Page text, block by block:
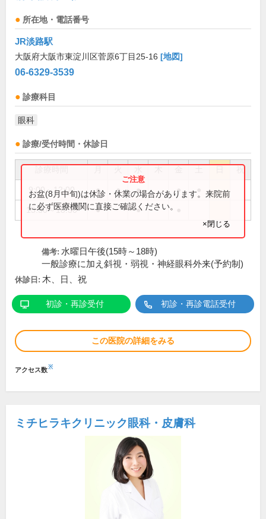
所在地・電話番号
JR淡路駅
大阪府大阪市東淀川区菅原6丁目25-16 [地図]
06-6329-3539
診療科目
眼科
診療/受付時間・休診日
祝
9:00～12:00 ● ● ● ●
15:30～18:30 ● ●
お盆(8月中旬)は休診・休業の場合があります。来院前
に必ず医療機関に直接ご確認ください。
×閉じる
備考: 水曜日午後(15時～18時)
一般診療に加え斜視・弱視・神経眼科外来(予約制)
休診日: 木、日、祝
初診・再診受付 初診・再診電話受付
この医院の詳細をみる
アクセス数※
ミチヒラキクリニック眼科・皮膚科